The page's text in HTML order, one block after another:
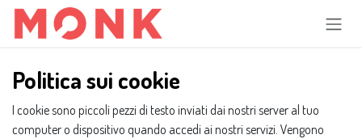
Passa al contenuto
Politica sui cookie
I cookie sono piccoli pezzi di testo inviati dai nostri server al tuo
computer o dispositivo quando accedi ai nostri servizi. Vengono